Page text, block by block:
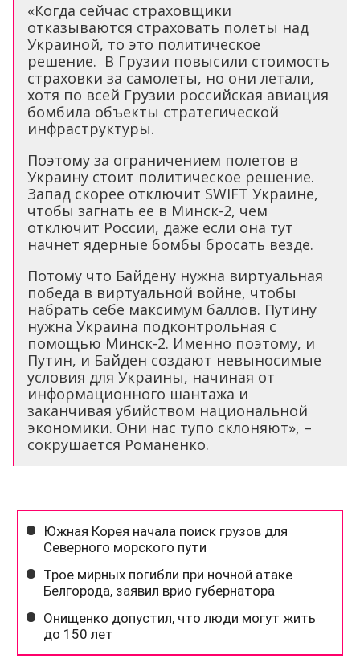
«Когда сейчас страховщики
отказываются страховать полеты над
Украиной, то это политическое
решение. В Грузии повысили стоимость
страховки за самолеты, но они летали,
хотя по всей Грузии российская авиация
бомбила объекты стратегической
инфраструктуры.
Поэтому за ограничением полетов в
Украину стоит политическое решение.
Запад скорее отключит SWIFT Украине,
чтобы загнать ее в Минск-2, чем
отключит России, даже если она тут
начнет ядерные бомбы бросать везде.
Потому что Байдену нужна виртуальная
победа в виртуальной войне, чтобы
набрать себе максимум баллов. Путину
нужна Украина подконтрольная с
помощью Минск-2. Именно поэтому, и
Путин, и Байден создают невыносимые
условия для Украины, начиная от
информационного шантажа и
заканчивая убийством национальной
экономики. Они нас тупо склоняют», –
сокрушается Романенко.